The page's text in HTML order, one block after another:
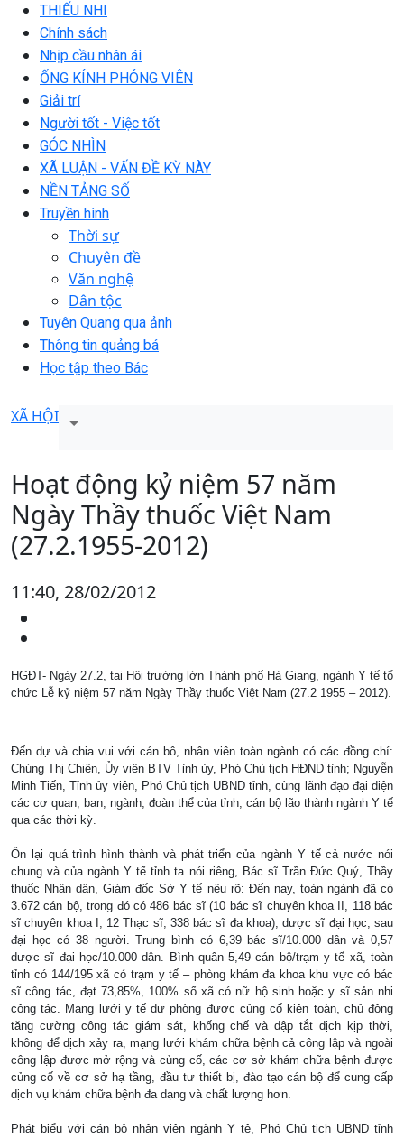
THIẾU NHI
Chính sách
Nhịp cầu nhân ái
ỐNG KÍNH PHÓNG VIÊN
Giải trí
Người tốt - Việc tốt
GÓC NHÌN
XÃ LUẬN - VẤN ĐỀ KỲ NÀY
NỀN TẢNG SỐ
Truyền hình
Thời sự
Chuyên đề
Văn nghệ
Dân tộc
Tuyên Quang qua ảnh
Thông tin quảng bá
Học tập theo Bác
XÃ HỘI
Hoạt động kỷ niệm 57 năm
Ngày Thầy thuốc Việt Nam
(27.2.1955-2012)
11:40, 28/02/2012
HGĐT- Ngày 27.2, tại Hội trường lớn Thành phố Hà Giang, ngành Y tế tổ
chức Lễ kỷ niệm 57 năm Ngày Thầy thuốc Việt Nam (27.2 1955 – 2012).
Đến dự và chia vui với cán bô, nhân viên toàn ngành có các đồng chí:
Chúng Thị Chiên, Ủy viên BTV Tỉnh ủy, Phó Chủ tịch HĐND tỉnh; Nguyễn
Minh Tiến, Tỉnh ủy viên, Phó Chủ tịch UBND tỉnh, cùng lãnh đạo đại diện
các cơ quan, ban, ngành, đoàn thể của tỉnh; cán bộ lão thành ngành Y tế
qua các thời kỳ.
Ôn lại quá trình hình thành và phát triển của ngành Y tế cả nước nói
chung và của ngành Y tế tỉnh ta nói riêng, Bác sĩ Trần Đức Quý, Thầy
thuốc Nhân dân, Giám đốc Sở Y tế nêu rõ: Đến nay, toàn ngành đã có
3.672 cán bộ, trong đó có 486 bác sĩ (10 bác sĩ chuyên khoa II, 118 bác
sĩ chuyên khoa I, 12 Thạc sĩ, 338 bác sĩ đa khoa); dược sĩ đại học, sau
đại học có 38 người. Trung bình có 6,39 bác sĩ/10.000 dân và 0,57
dược sĩ đại học/10.000 dân. Bình quân 5,49 cán bộ/trạm y tế xã, toàn
tỉnh có 144/195 xã có trạm y tế – phòng khám đa khoa khu vực có bác
sĩ công tác, đạt 73,85%, 100% số xã có nữ hộ sinh hoặc y sĩ sản nhi
công tác. Mạng lưới y tế dự phòng được củng cố kiện toàn, chủ động
tăng cường công tác giám sát, khống chế và dập tắt dịch kịp thời,
không để dịch xảy ra, mạng lưới khám chữa bệnh cả công lập và ngoài
công lập được mở rộng và củng cố, các cơ sở khám chữa bệnh được
củng cố về cơ sở hạ tầng, đầu tư thiết bị, đào tạo cán bộ để cung cấp
dịch vụ khám chữa bệnh đa dạng và chất lượng hơn.
Phát biểu với cán bộ nhân viên ngành Y tê, Phó Chủ tịch UBND tỉnh